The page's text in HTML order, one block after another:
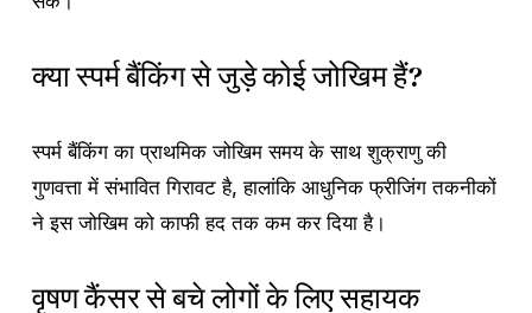
क्या स्पर्म बैंकिंग से जुड़े कोई जोखिम हैं?
स्पर्म बैंकिंग का प्राथमिक जोखिम समय के साथ शुक्राणु की
गुणवत्ता में संभावित गिरावट है, हालांकि आधुनिक फ्रीजिंग तकनीकों
ने इस जोखिम को काफी हद तक कम कर दिया है।
वृषण कैंसर से बचे लोगों के लिए सहायक